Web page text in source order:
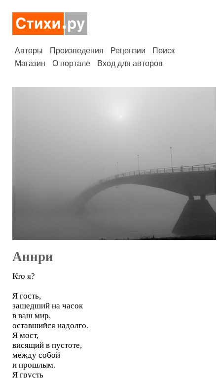
Авторы Произведения Рецензии
Поиск
Магазин
О портале Вход для авторов
Аннри
Кто я?
Я гость,
зашедший на часок
в ваш мир,
оставшийся надолго.
Я мост,
висящий в пустоте,
между собой
и прошлым.
Я грусть